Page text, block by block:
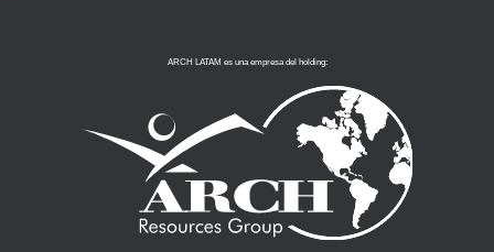
ARCH LATAM es una empresa del holding: